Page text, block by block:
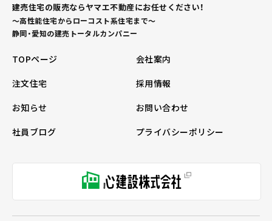
建売住宅の販売ならヤマエ不動産にお任せください！
～高性能住宅からローコスト系住宅まで～
静岡・愛知の建売トータルカンパニー
TOPページ
会社案内
注文住宅
採用情報
お知らせ
お問い合わせ
社員ブログ
プライバシーポリシー